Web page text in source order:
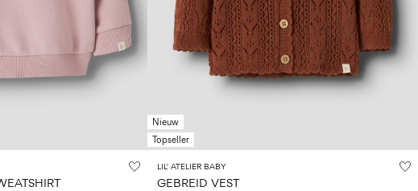
Nieuw
Topseller
LIL' ATELIER BABY
GEBREID VEST